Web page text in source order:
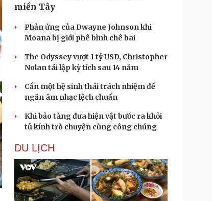
miền Tây
Phản ứng của Dwayne Johnson khi
Moana bị giới phê bình chê bai
The Odyssey vượt 1 tỷ USD, Christopher
Nolan tái lập kỳ tích sau 14 năm
Cần một hệ sinh thái trách nhiệm để
ngăn âm nhạc lệch chuẩn
Khi bảo tàng đưa hiện vật bước ra khỏi
tủ kính trò chuyện cùng công chúng
DU LỊCH